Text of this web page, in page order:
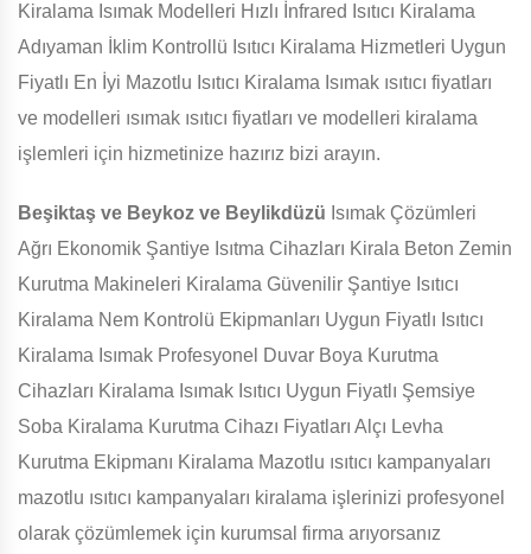
Kiralama Isımak Modelleri Hızlı İnfrared Isıtıcı Kiralama
Adıyaman İklim Kontrollü Isıtıcı Kiralama Hizmetleri Uygun
Fiyatlı En İyi Mazotlu Isıtıcı Kiralama Isımak ısıtıcı fiyatları
ve modelleri ısımak ısıtıcı fiyatları ve modelleri kiralama
işlemleri için hizmetinize hazırız bizi arayın.
Beşiktaş ve Beykoz ve Beylikdüzü Isımak Çözümleri
Ağrı Ekonomik Şantiye Isıtma Cihazları Kirala Beton Zemin
Kurutma Makineleri Kiralama Güvenilir Şantiye Isıtıcı
Kiralama Nem Kontrolü Ekipmanları Uygun Fiyatlı Isıtıcı
Kiralama Isımak Profesyonel Duvar Boya Kurutma
Cihazları Kiralama Isımak Isıtıcı Uygun Fiyatlı Şemsiye
Soba Kiralama Kurutma Cihazı Fiyatları Alçı Levha
Kurutma Ekipmanı Kiralama Mazotlu ısıtıcı kampanyaları
mazotlu ısıtıcı kampanyaları kiralama işlerinizi profesyonel
olarak çözümlemek için kurumsal firma arıyorsanız